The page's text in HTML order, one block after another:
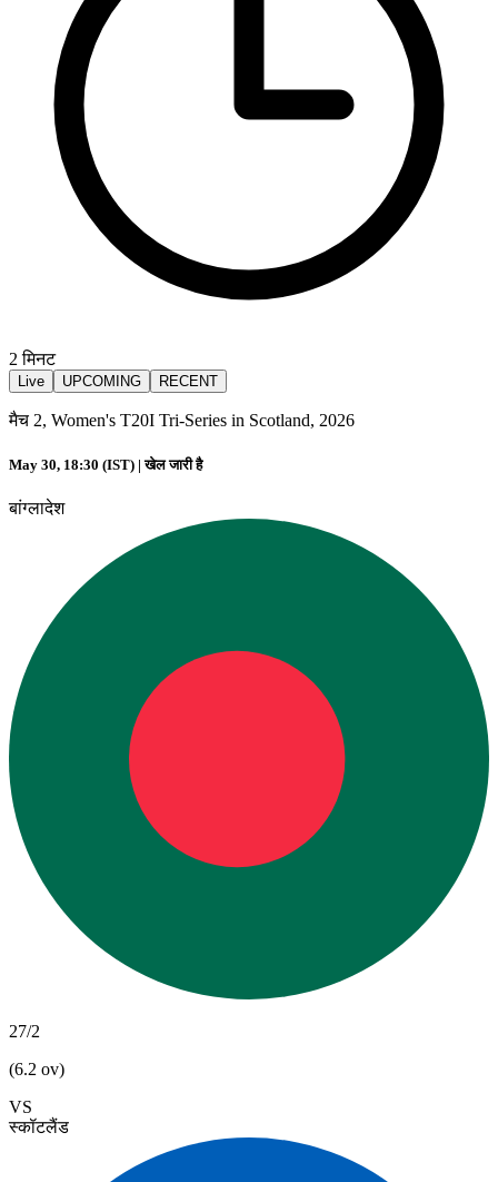
2मिनट
Live UPCOMING RECENT
मैच 2, Women's T20I Tri-Series in Scotland, 2026
May 30, 18:30 (IST) |खेल जारी है
बांग्लादेश
27/2
(6.2 ov)
VS
स्कॉटलैंड